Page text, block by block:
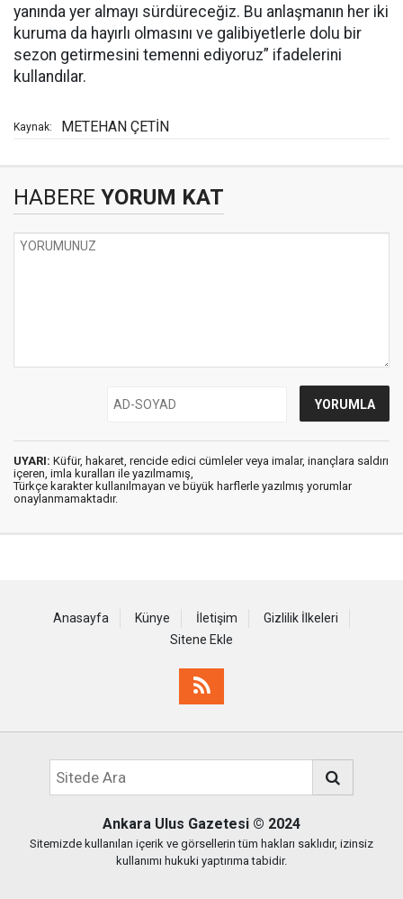
yanında yer almayı sürdüreceğiz. Bu anlaşmanın her iki
kuruma da hayırlı olmasını ve galibiyetlerle dolu bir
sezon getirmesini temenni ediyoruz” ifadelerini
kullandılar.
Kaynak: METEHAN ÇETİN
HABERE YORUM KAT
UYARI: Küfür, hakaret, rencide edici cümleler veya imalar, inançlara saldırı
içeren, imla kuralları ile yazılmamış,
Türkçe karakter kullanılmayan ve büyük harflerle yazılmış yorumlar
onaylanmamaktadır.
Anasayfa Künye İletişim
Gizlilik İlkeleri
Sitene Ekle
Ankara Ulus Gazetesi © 2024
Sitemizde kullanılan içerik ve görsellerin tüm hakları saklıdır, izinsiz
kullanımı hukuki yaptırıma tabidir.